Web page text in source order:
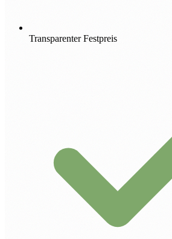
Transparenter Festpreis